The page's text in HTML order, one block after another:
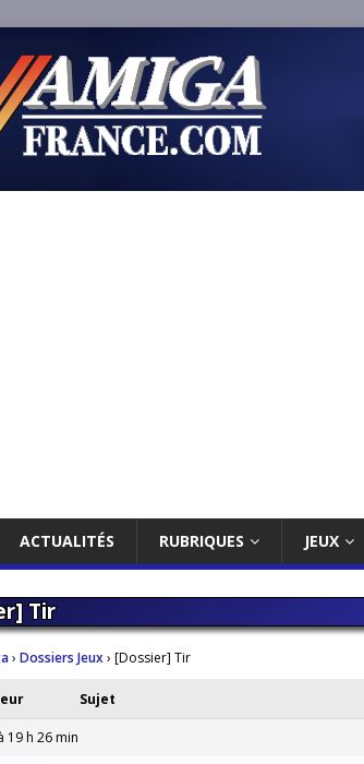
ACTUALITÉS RUBRIQUES JEUX
Tir
› Dossiers Jeux› [Dossier] Tir
Sujet
19 h 26 min